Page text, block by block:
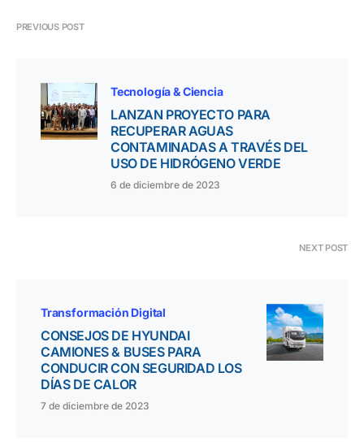
PREVIOUS POST
Tecnología & Ciencia
LANZAN PROYECTO PARA
RECUPERAR AGUAS
CONTAMINADAS A TRAVÉS DEL
USO DE HIDRÓGENO VERDE
6 de diciembre de 2023
NEXT POST
Transformación Digital
CONSEJOS DE HYUNDAI
CAMIONES & BUSES PARA
CONDUCIR CON SEGURIDAD LOS
DÍAS DE CALOR
7 de diciembre de 2023